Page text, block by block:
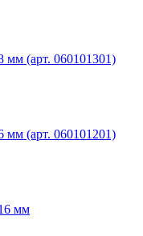
мм (арт. 060101301)
мм (арт. 060101201)
мм